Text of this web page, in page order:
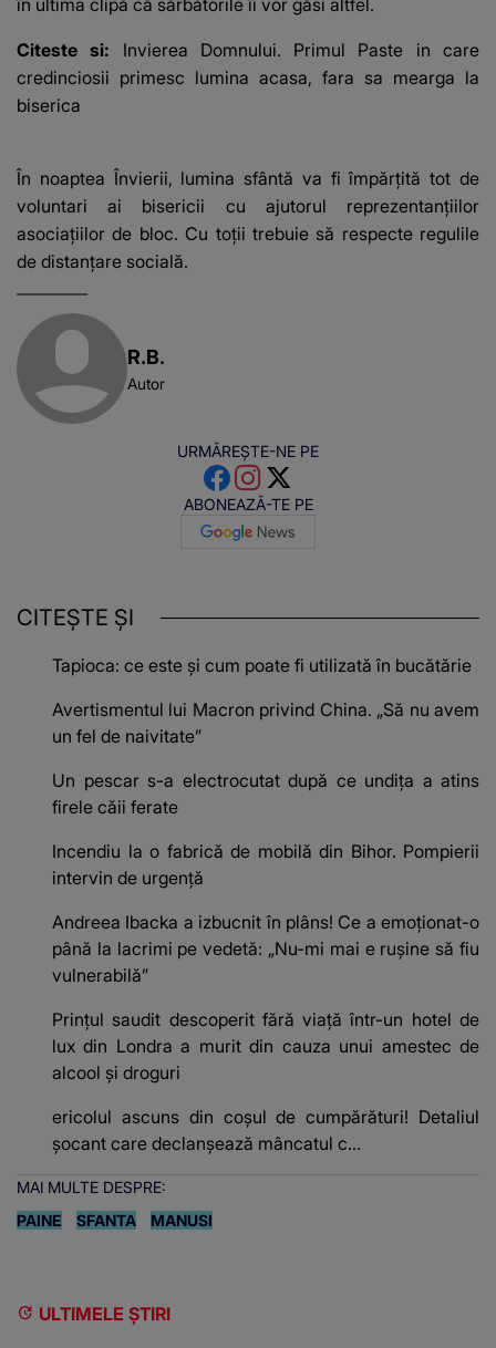
în ultima clipă că sărbătorile îi vor găsi altfel.
Citeste si: Invierea Domnului. Primul Paste in care
credinciosii primesc lumina acasa, fara sa mearga la
biserica
În noaptea Învierii, lumina sfântă va fi împărțită tot de
voluntari ai bisericii cu ajutorul reprezentanțiilor
asociațiilor de bloc. Cu toții trebuie să respecte regulile
de distanțare socială.
R.B.
Autor
URMĂREȘTE-NE PE
ABONEAZĂ-TE PE
CITEȘTE ȘI
Tapioca: ce este și cum poate fi utilizată în bucătărie
Avertismentul lui Macron privind China. „Să nu avem
un fel de naivitate”
Un pescar s-a electrocutat după ce undița a atins
firele căii ferate
Incendiu la o fabrică de mobilă din Bihor. Pompierii
intervin de urgență
Andreea Ibacka a izbucnit în plâns! Ce a emoționat-o
până la lacrimi pe vedetă: „Nu-mi mai e rușine să fiu
vulnerabilă”
Prințul saudit descoperit fără viață într-un hotel de
lux din Londra a murit din cauza unui amestec de
alcool și droguri
ericolul ascuns din coșul de cumpărături! Detaliul
șocant care declanșează mâncatul c...
MAI MULTE DESPRE:
PAINE
SFANTA MANUSI
ULTIMELE ȘTIRI